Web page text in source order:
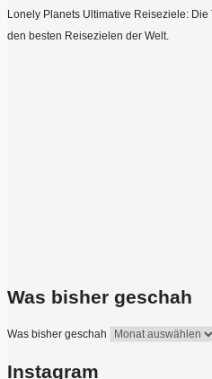
Lonely Planets Ultimative Reiseziele:
den besten Reisezielen der Welt.
Was bisher geschah
Was bisher geschah
Instagram